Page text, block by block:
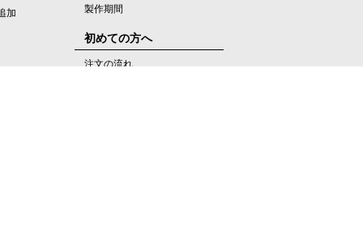
加
製作期間
初めての方へ
注文の流れ